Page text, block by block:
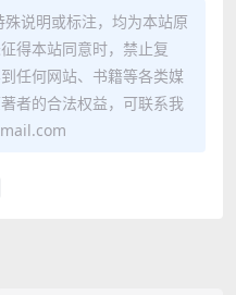
说明或标注，均为本站原
得本站同意时，禁止复
任何网站、书籍等各类媒
者的合法权益，可联系我